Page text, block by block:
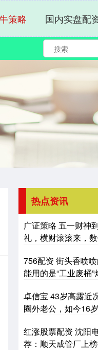
策略 国内实盘配
热点资讯
广证策略 五一财神
礼，横财滚滚来，
756配资 街头香喷
能用的是“工业废桶
卓信宝 43岁高露近
圈外老公，如今16
红涨股票配资 沈阳
荐：顺天成管厂上